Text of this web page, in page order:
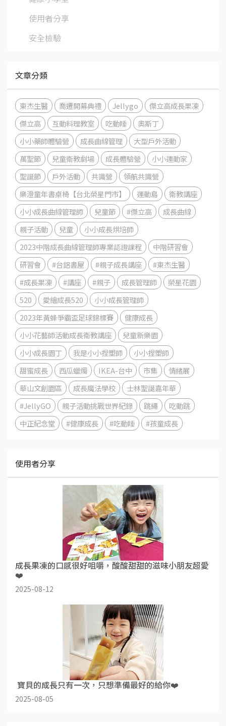
使用者分享
安全檢驗
文章分類
東杰生醫 喬遷開幕典禮 Jellygo
傑立高成長果凍
傑立高
互動料理教室 吃動睡
奧斯丁
小小藥師體驗營
成長曲線管理
大型戶外活動
萬聖節
兒童衛教劇場 成長體驗營
小小運動家
聖誕節
戶外活動 共識營
領航共識營
樂澄童年書桌椅【台北榮星門市】
運動島
衛教講座
小小成長曲線管理師
兒童節 #傑立高
成長曲線
親子活動
兒童
小小成長烘培師
2023中階成長曲線管理師專業認證課程
中階研習會
研習會
#台鋁書屋 #親子成長講座
#東杰生醫
#成長果凍
#講座 #親子 成長管理師
榮星花園
520
愛繪成長520
小小成長管理師
2023年黃蜂爭霸盃足球錦標賽
健康成長
小小花藝師活動成長衛教講座
兒童新樂園
小小成長園丁
我是小小捏塑師
小小捏塑師
甜蜜成長
西瓜蠟燭 IKEA-台中 市集
情緒展
華山文創園區
成長魔法學校
士林聖誕嘉年華
#JellyGO
親子活動挑戰世界紀錄 跳繩
吃動跳
中正紀念堂
#健康成長 #吃動睡 #孩童成長
使用者分享
成長果凍的口感很好咀嚼，酸酸甜甜的滋味小朋友超愛
❤️
2025-08-12
​ 寶貝的成長只有一次，只想準備最好的給你❤️
2025-08-05